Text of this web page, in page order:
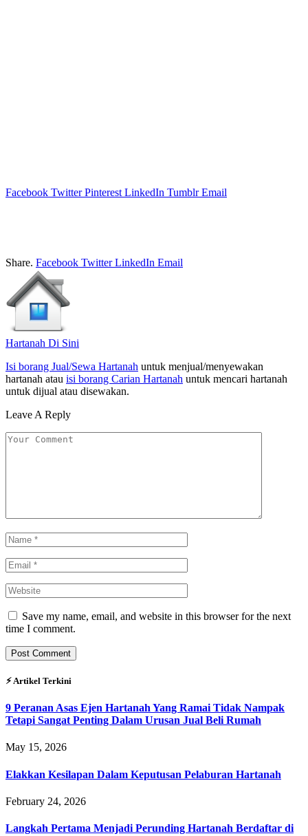
Facebook Twitter Pinterest LinkedIn Tumblr Email
Share. Facebook Twitter LinkedIn Email
Hartanah Di Sini
Isi borang Jual/Sewa Hartanah untuk menjual/menyewakan
hartanah atau isi borang Carian Hartanah untuk mencari hartanah
untuk dijual atau disewakan.
Leave A Reply
Save my name, email, and website in this browser for the next
time I comment.
⚡︎ Artikel Terkini
9 Peranan Asas Ejen Hartanah Yang Ramai Tidak Nampak
Tetapi Sangat Penting Dalam Urusan Jual Beli Rumah
May 15, 2026
Elakkan Kesilapan Dalam Keputusan Pelaburan Hartanah
February 24, 2026
Langkah Pertama Menjadi Perunding Hartanah Berdaftar di